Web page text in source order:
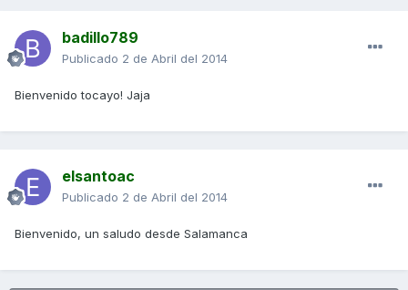
badillo789
Publicado 2 de Abril del 2014
Bienvenido tocayo! Jaja
elsantoac
Publicado 2 de Abril del 2014
Bienvenido, un saludo desde Salamanca